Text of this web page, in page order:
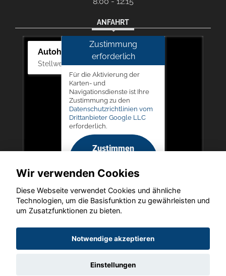
ANFAHRT
Autohaus Picker
Stellwerk 5, 57368 Lennestadt
Zustimmung
erforderlich
Für die Aktivierung der
Karten- und
Navigationsdienste ist Ihre
Zustimmung zu den
Datenschutzrichtlinien vom
Drittanbieter Google LLC
erforderlich.
Zustimmen
aktivieren
Copyright © 2026. Autohaus Picker
Wir verwenden Cookies
Diese Webseite verwendet Cookies und ähnliche
Technologien, um die Basisfunktion zu gewährleisten und
um Zusatzfunktionen zu bieten.
Notwendige akzeptieren
Einstellungen